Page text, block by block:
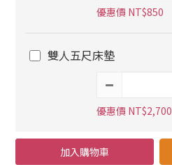
優惠價 NT$850
雙人五尺床墊
優惠價 NT$2,700
加入購物車